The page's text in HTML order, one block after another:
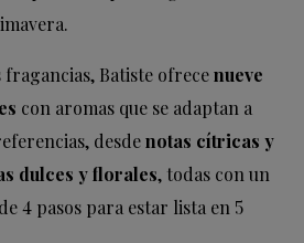
fragancias, Batiste ofrecenueve
con aromas que se adaptan a
desdenotas cítricas y
dulces y florales, todas con un
4 pasos para estar lista en 5